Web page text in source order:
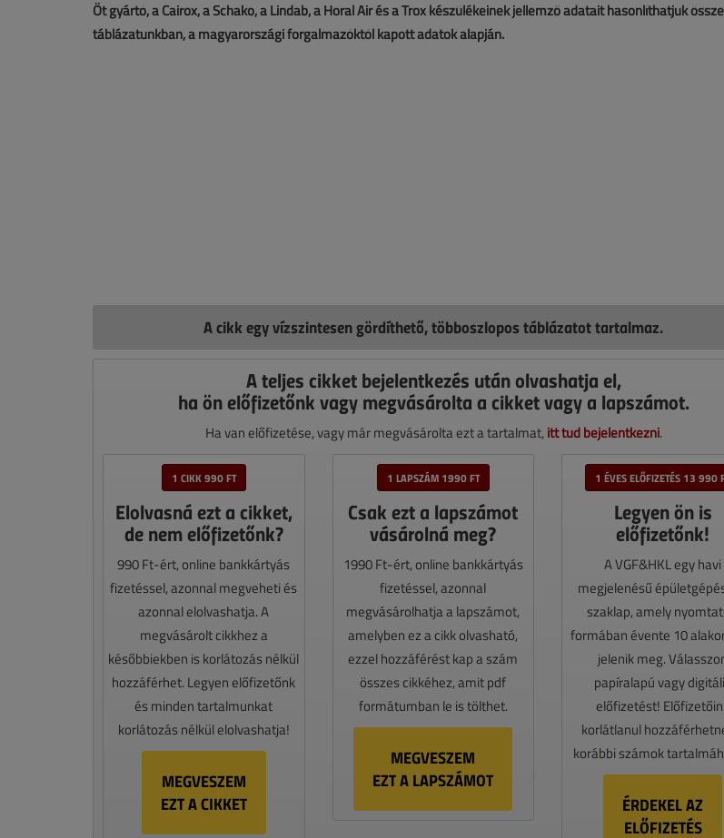
Öt gyártó, a Cairox, a Schako, a Lindab, a Horal Air és a Trox készülékeinek jellemző adatait hasonlíthatjuk össze
táblázatunkban, a magyarországi forgalmazóktól kapott adatok alapján.
A cikk egy vízszintesen gördíthető, többoszlopos táblázatot tartalmaz.
A teljes cikket bejelentkezés után olvashatja el,
ha ön előfizetőnk vagy megvásárolta a cikket vagy a lapszámot.
Ha van előfizetése, vagy már megvásárolta ezt a tartalmat, itt tud bejelentkezni.
1 CIKK 990 FT
Elolvasná ezt a cikket,
de nem előfizetőnk?
990 Ft-ért, online bankkártyás
fizetéssel, azonnal megveheti és
azonnal elolvashatja. A
megvásárolt cikkhez a
későbbiekben is korlátozás nélkül
hozzáférhet. Legyen előfizetőnk
és minden tartalmunkat
korlátozás nélkül elolvashatja!
MEGVESZEM
EZT A CIKKET
1 LAPSZÁM 1990 FT
Csak ezt a lapszámot
vásárolná meg?
1990 Ft-ért, online bankkártyás
fizetéssel, azonnal
megvásárolhatja a lapszámot,
amelyben ez a cikk olvasható,
ezzel hozzáférést kap a szám
összes cikkéhez, amit pdf
formátumban le is tölthet.
MEGVESZEM
EZT A LAPSZÁMOT
1 ÉVES ELŐFIZETÉS 13 990
Legyen ön is
előfizetőnk!
A VGF&HKL egy havi
megjelenésű
szaklap, amely
formában évente 10
jelenik meg.
papíralapú vagy
előfizetést!
korlátlanul
korábbi számok
ÉRDEKEL AZ
ELŐFIZETÉS